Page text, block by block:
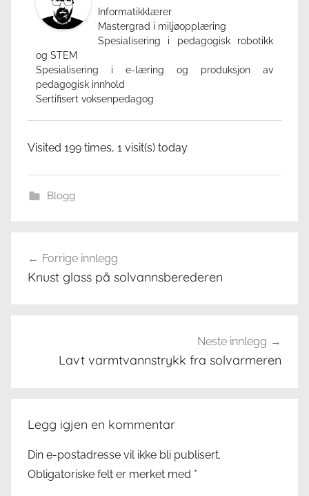
Informatikklærer
Mastergrad i miljøopplæring
Spesialisering i pedagogisk robotikk
og STEM
Spesialisering i e-læring og produksjon av
pedagogisk innhold
Sertifisert voksenpedagog
Visited 199 times, 1 visit(s) today
Blogg
Forrige innlegg
Knust glass på solvannsberederen
Neste innlegg
Lavt varmtvannstrykk fra solvarmeren
Legg igjen en kommentar
Din e-postadresse vil ikke bli publisert.
Obligatoriske felt er merket med *